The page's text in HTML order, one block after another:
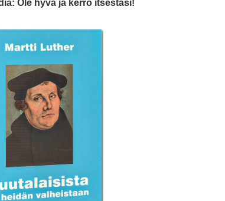
Ole hyvä ja kerro itsestäsi!